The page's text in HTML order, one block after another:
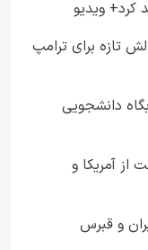
کرد+ ویدیو
تازه برای ترامپ
دانشجویی
آمریکا و
و قبرس